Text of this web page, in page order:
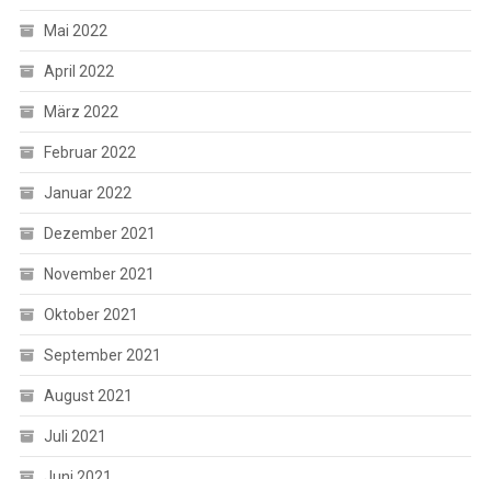
Mai 2022
April 2022
März 2022
Februar 2022
Januar 2022
Dezember 2021
November 2021
Oktober 2021
September 2021
August 2021
Juli 2021